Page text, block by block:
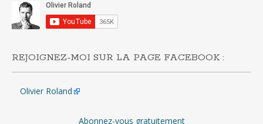
REJOIGNEZ-MOI SUR LA PAGE FACEBOOK :
Olivier Roland
Abonnez-vous gratuitement